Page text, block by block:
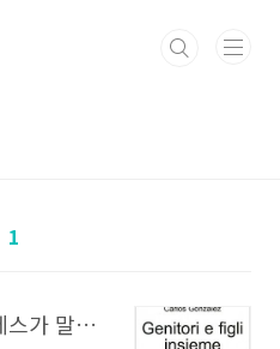
1
아동학자 카를로스 곤잘레스가 말하는 아이를 잘 키우는데 바탕이 되는 10가지 규칙